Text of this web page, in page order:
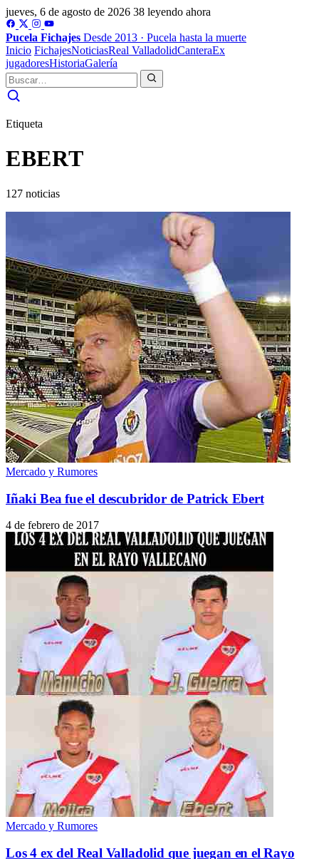
jueves, 6 de agosto de 2026 38 leyendo ahora
Pucela Fichajes Desde 2013 · Pucela hasta la muerte
Inicio FichajesNoticiasReal ValladolidCanteraEx
jugadoresHistoriaGalería
Etiqueta
EBERT
127 noticias
Mercado y Rumores
Iñaki Bea fue el descubridor de Patrick Ebert
4 de febrero de 2017
Mercado y Rumores
Los 4 ex del Real Valladolid que juegan en el Rayo